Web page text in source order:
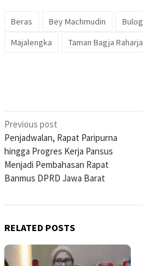
Beras Bey Machmudin Bulog
Majalengka
Taman Bagja Raharja
Post
navigation
Previous post
Penjadwalan, Rapat Paripurna
hingga Progres Kerja Pansus
Menjadi Pembahasan Rapat
Banmus DPRD Jawa Barat
RELATED POSTS